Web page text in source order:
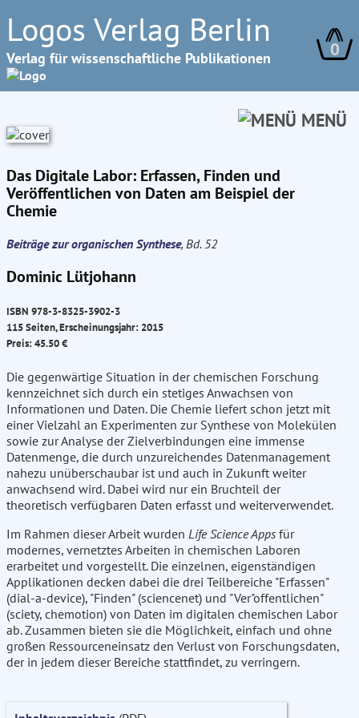
Logos Verlag Berlin
Verlag für wissenschaftliche Publikationen 0
MENÜ
Das Digitale Labor: Erfassen, Finden und
Veröffentlichen von Daten am Beispiel der
Chemie
Beiträge zur organischen Synthese, Bd. 52
Dominic Lütjohann
ISBN 978-3-8325-3902-3
115 Seiten, Erscheinungsjahr: 2015
Preis: 45.50 €
Die gegenwärtige Situation in der chemischen Forschung
kennzeichnet sich durch ein stetiges Anwachsen von
Informationen und Daten. Die Chemie liefert schon jetzt mit
einer Vielzahl an Experimenten zur Synthese von Molekülen
sowie zur Analyse der Zielverbindungen eine immense
Datenmenge, die durch unzureichendes Datenmanagement
nahezu unüberschaubar ist und auch in Zukunft weiter
anwachsend wird. Dabei wird nur ein Bruchteil der
theoretisch verfügbaren Daten erfasst und weiterverwendet.
Im Rahmen dieser Arbeit wurden Life Science Apps für
modernes, vernetztes Arbeiten in chemischen Laboren
erarbeitet und vorgestellt. Die einzelnen, eigenständigen
Applikationen decken dabei die drei Teilbereiche "Erfassen"
(dial-a-device), "Finden" (sciencenet) und "Ver"offentlichen"
(sciety, chemotion) von Daten im digitalen chemischen Labor
ab. Zusammen bieten sie die Möglichkeit, einfach und ohne
großen Ressourceneinsatz den Verlust von Forschungsdaten,
der in jedem dieser Bereiche stattfindet, zu verringern.